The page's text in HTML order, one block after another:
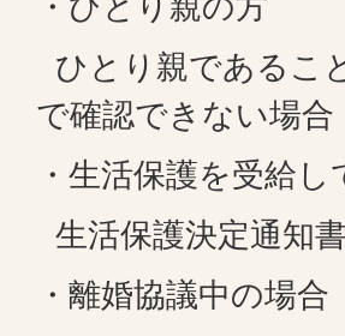
ひとり親であるこ
で確認できない場合
・生活保護を受給
生活保護決定通知
・離婚協議中の場合